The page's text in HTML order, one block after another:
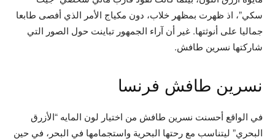
سكي”، اذ ظهرت بمظهر خلاب، دون مكياج الأمر الذي أفصى طابعا
جماليا على أنوثتها. غير أن آراء الجمهور تباينت حول الصور التي
شاركتها نسرين طافش.
نسرين طافش فرنسا
في الواقع أحسنت نسرين طافش من اختيار لون المايه “الأزرق
البحري” ليتناسب مع رحتها البحرية واستجمامها في البحر، في حين